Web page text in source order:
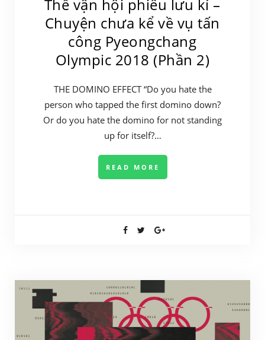
Thế vận hội phiêu lưu kí –
Chuyện chưa kể về vụ tấn
công Pyeongchang
Olympic 2018 (Phần 2)
THE DOMINO EFFECT “Do you hate the
person who tapped the first domino down?
Or do you hate the domino for not standing
up for itself?…
READ MORE